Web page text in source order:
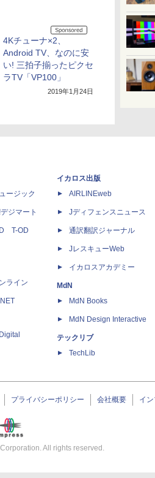
4Kチューナ×2、
Android TV、なのに安
い! 三拍子揃ったピクセ
ラTV「VP100」
2019年1月24日
ージック
ジマート
T-OD
ライン
イカロス出版
AIRLINEweb
Jディフェンスニュース
通訳翻訳ジャーナル
JレスキューWeb
イカロスアカデミー
MdN
MdN Books
MdN Design Interactive
テックリブ
TechLib
プライバシーポリシー 会社概要 イ
Corporation. All rights reserved.